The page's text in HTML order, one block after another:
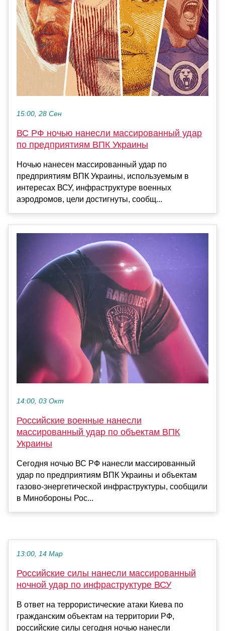
15:00, 28 Сен
ВС РФ ночью нанесли массированный удар
по предприятиям ВПК Украины
Ночью нанесен массированный удар по
предприятиям ВПК Украины, используемым в
интересах ВСУ, инфраструктуре военных
аэродромов, цели достигнуты, сообщ...
14:00, 03 Окт
Российские военные нанесли
массированный удар по объектам ВПК
Украины
Сегодня ночью ВС РФ нанесли массированный
удар по предприятиям ВПК Украины и объектам
газово-энергетической инфраструктуры, сообщили
в Минобороны Рос...
13:00, 14 Мар
Российские силы нанесли массированный
ночной удар по инфраструктуре ВСУ
В ответ на террористические атаки Киева по
гражданским объектам на территории РФ,
российские силы сегодня ночью нанесли